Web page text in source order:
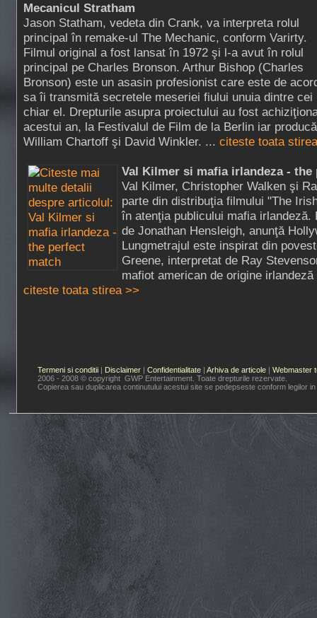
Mecanicul Stratham
Jason Statham, vedeta din Crank, va interpreta rolul
principal în remake-ul The Mechanic, conform Varirty.
Filmul original a fost lansat în 1972 şi l-a avut în rolul
principal pe Charles Bronson. Arthur Bishop (Charles
Bronson) este un asasin profesionist care este de
sa îi transmită secretele meseriei fiului unuia dintre cei
chiar el. Drepturile asupra proiectului au fost
acestui an, la Festivalul de Film de la Berlin iar
William Chartoff şi David Winkler. ... citeste toata
Val Kilmer si mafia irlandeza - the
Val Kilmer, Christopher Walken şi
parte din distribuţia filmului "The
în atenţia publicului mafia
de Jonathan Hensleigh, anunţă
Lungmetrajul este inspirat din
Greene, interpretat de Ray
mafiot american de origine
citeste toata stirea >>
Termeni si conditii | Disclaimer | Confidentialitate | Arhiva de articole | Webmaster
2006 - 2008 © copyright GWP Entertainment. Toate drepturile rezervate.
Copierea sau duplicarea continutului acestui site se pedepseste conform legilor